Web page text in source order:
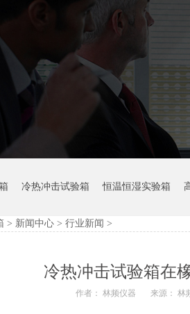
冷热冲击试验箱 恒温恒湿实验箱
> 新闻中心 > 行业新闻 >
冷热冲击试验箱在
作者： 林频仪器 来源： 林